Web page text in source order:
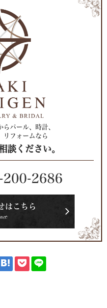
パール、時計、
リフォームなら
談ください。
200-2686
はこちら